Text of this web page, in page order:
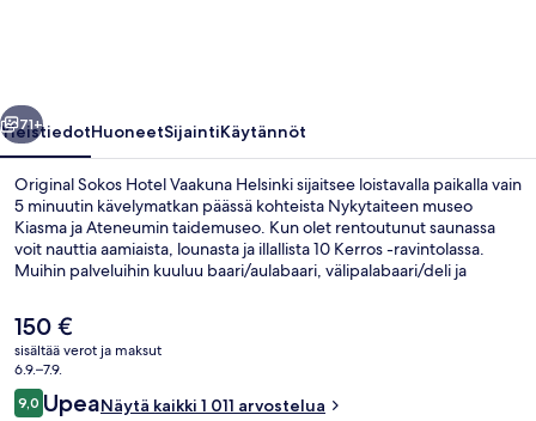
Seuraava
71+
YleistiedotHuoneetSijaintiKäytännöt
Original Sokos Hotel Vaakuna Helsinki sijaitsee loistavalla paikalla vain
5 minuutin kävelymatkan päässä kohteista Nykytaiteen museo
Kiasma ja Ateneumin taidemuseo. Kun olet rentoutunut saunassa
voit nauttia aamiaista, lounasta ja illallista 10 Kerros -ravintolassa.
Muihin palveluihin kuuluu baari/aulabaari, välipalabaari/deli ja
henkilökuntaa ja hyvää sijaintia. Majoituspaikka sijaitsee lyhyen
kävelymatkan päässä julkisen liikenteen yhteyksistä: Rautatientorin
metroasema, Helsinki ja Rautatieaseman raitiovaunupysäkki, Helsinki
sijaitsevat vain muutaman askeleen päässä.
Nykyinen
hinta
on
150 €
150 €
sisältää verot ja maksut
6.9.–7.9.
Arvostelut
9,09,0 kautta 10.
UpeaNäytä kaikki 1 011 arvostelua